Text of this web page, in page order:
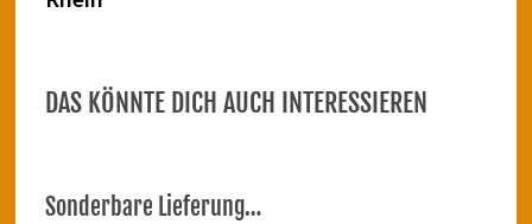
DAS KÖNNTE DICH AUCH INTERESSIEREN
Sonderbare Lieferung…